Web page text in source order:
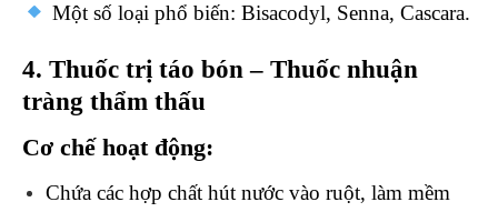
Một số loại phổ biến: Bisacodyl, Senna, Cascara.
4. Thuốc trị táo bón – Thuốc nhuận
tràng thẩm thấu
Cơ chế hoạt động:
Chứa các hợp chất hút nước vào ruột, làm mềm